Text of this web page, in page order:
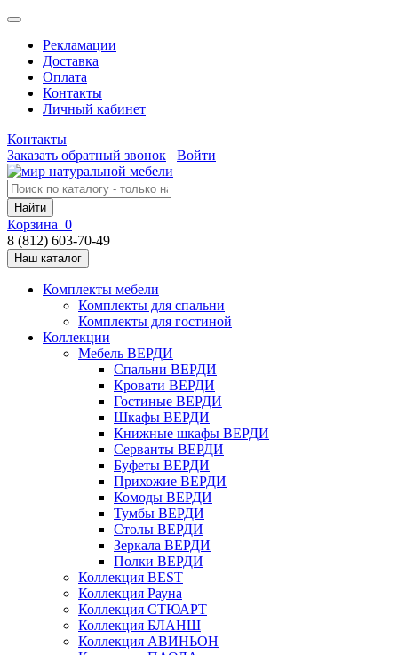
Рекламации
Доставка
Оплата
Контакты
Личный кабинет
Контакты
Заказать обратный звонок
Войти
Найти
Корзина 0
8 (812) 603-70-49
Наш каталог
Комплекты мебели
Комплекты для спальни
Комплекты для гостиной
Коллекции
Мебель ВЕРДИ
Спальни ВЕРДИ
Кровати ВЕРДИ
Гостиные ВЕРДИ
Шкафы ВЕРДИ
Книжные шкафы ВЕРДИ
Серванты ВЕРДИ
Буфеты ВЕРДИ
Прихожие ВЕРДИ
Комоды ВЕРДИ
Тумбы ВЕРДИ
Столы ВЕРДИ
Зеркала ВЕРДИ
Полки ВЕРДИ
Коллекция BEST
Коллекция Рауна
Коллекция СТЮАРТ
Коллекция БЛАНШ
Коллекция АВИНЬОН